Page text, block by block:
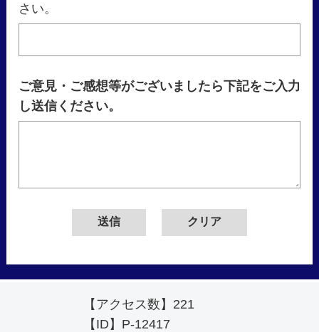
さい。
ご意見・ご感想等がございましたら下記をご入力
し送信ください。
【アクセス数】 221
【ID】 P-12417